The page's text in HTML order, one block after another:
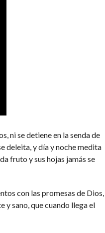
ni se detiene en la senda de
deleita, y día y noche medita
fruto y sus hojas jamás se
con las promesas de Dios,
y sano, que cuando llega el